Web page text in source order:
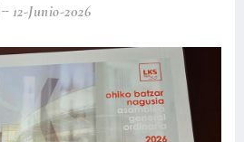
12-Junio-2026